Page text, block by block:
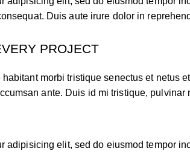
Duis aute irure dolor in
PROJECT
morbi tristique senectus et netus
ante. Duis id mi tristique, pulvinar
adipisicing elit, sed do eiusmod tempor